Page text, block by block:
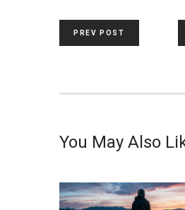
PREV POST
You May Also